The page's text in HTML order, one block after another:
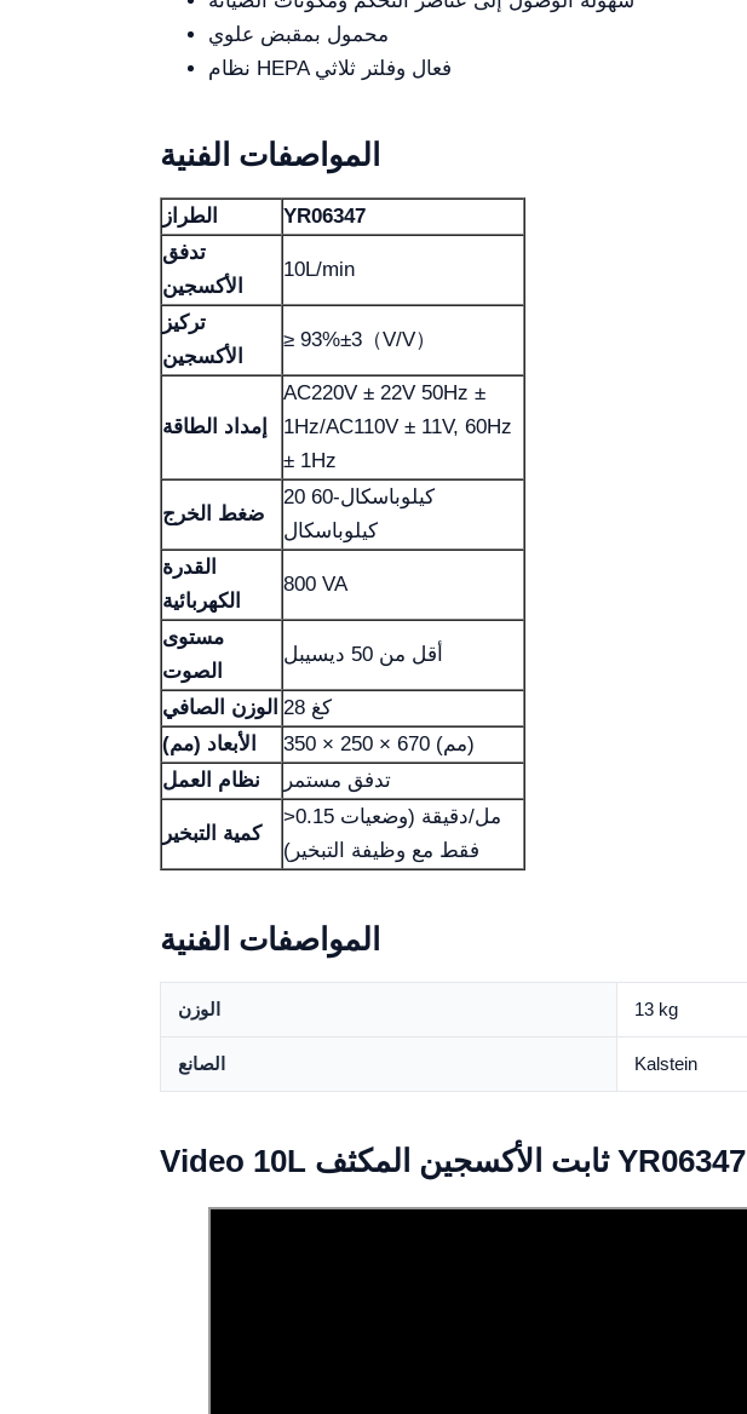
محمول بمقبض علوي
نظام HEPA فعال وفلتر ثلاثي
المواصفات الفنية
الطراز
YR06347
تدفق
الأكسجين
10L/min
تركيز
الأكسجين
≥ 93%±3（V/V）
إمداد الطاقة
AC220V ± 22V 50Hz ±
1Hz/AC110V ± 11V, 60Hz
± 1Hz
ضغط الخرج
20 كيلوباسكال-60
كيلوباسكال
القدرة
الكهربائية
800 VA
مستوى
الصوت
أقل من 50 ديسيبل
الوزن الصافي
28 كغ
الأبعاد (مم)
350 × 250 × 670 (مم)
نظام العمل
تدفق مستمر
كمية التبخير
>0.15 مل/دقيقة (وضعيات
فقط مع وظيفة التبخير)
المواصفات الفنية
الوزن 13 kg
الصانع Kalstein
Video 10L ثابت الأكسجين المكثف YR06347